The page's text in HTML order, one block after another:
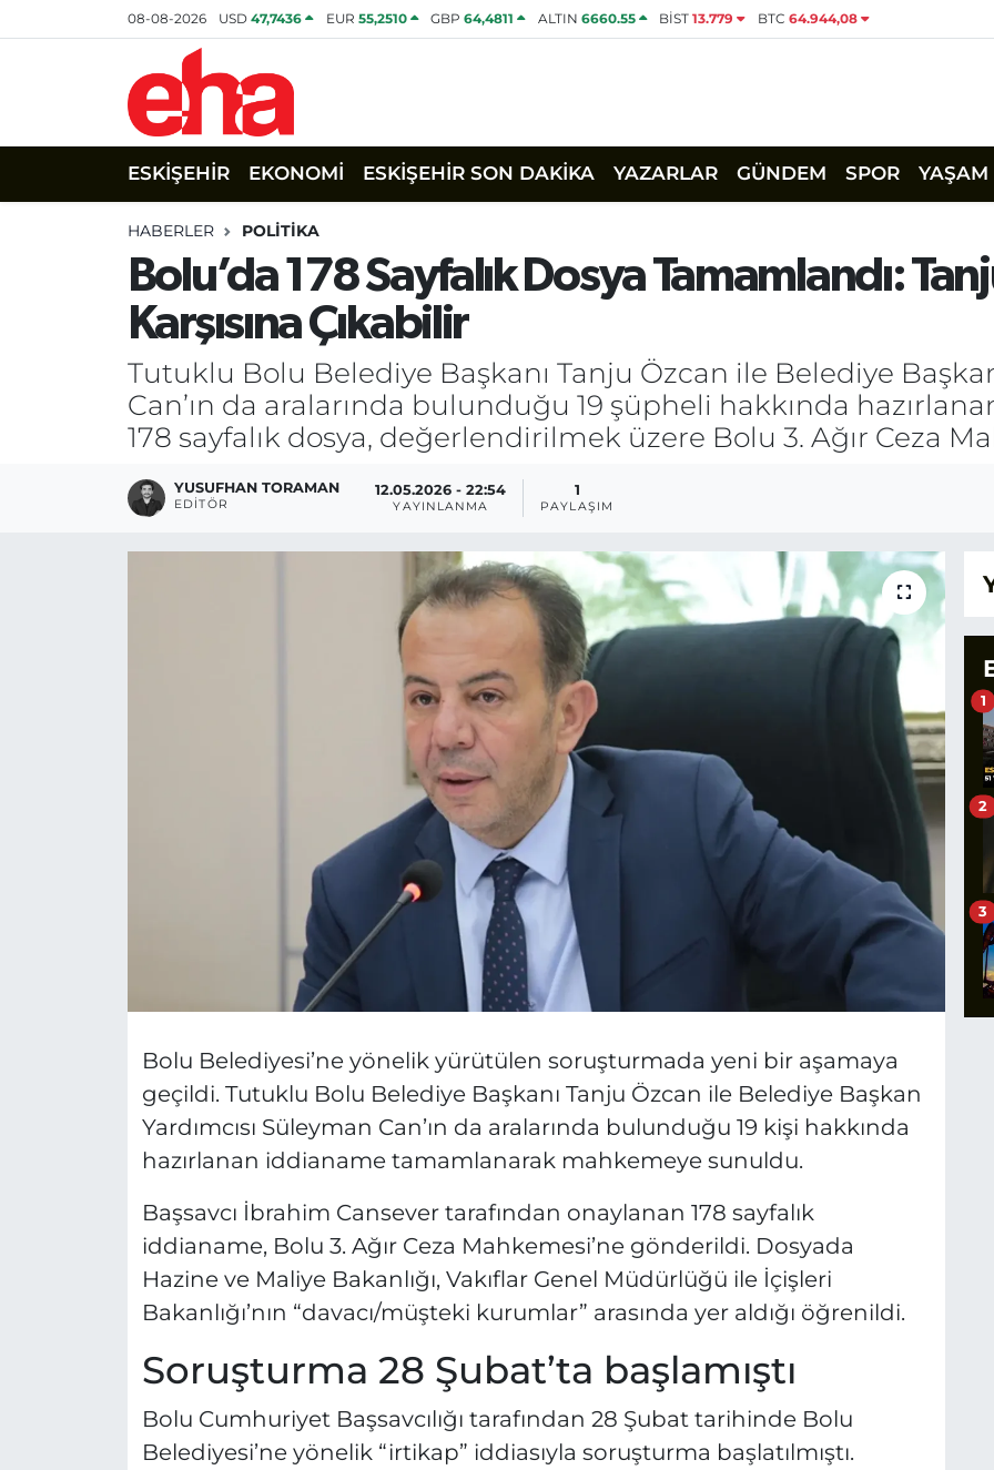
08-08-2026 USD47,7436 EUR 55,2510 GBP64,4811 ALTIN 6660.55 BİST13.779 BTC 64.944,08
ESKİŞEHİR EKONOMİ ESKİŞEHİR SON DAKİKA YAZARLAR GÜNDEM SPOR YAŞAM
HABERLER POLİTİKA
Bolu’da 178 Sayfalık Dosya Tamamlandı:
Karşısına Çıkabilir
Tutuklu Bolu Belediye Başkanı Tanju Özcan ile Belediye
Can’ın da aralarında bulunduğu 19 şüpheli hakkında
178 sayfalık dosya, değerlendirilmek üzere Bolu 3. Ağır Ceza
YUSUFHAN TORAMAN
EDITÖR
12.05.2026 - 22:54
YAYINLANMA
1
PAYLAŞIM
Bolu Belediyesi’ne yönelik yürütülen soruşturmada yeni bir aşamaya
geçildi. Tutuklu Bolu Belediye Başkanı Tanju Özcan ile Belediye Başkan
Yardımcısı Süleyman Can’ın da aralarında bulunduğu 19 kişi hakkında
hazırlanan iddianame tamamlanarak mahkemeye sunuldu.
Başsavcı İbrahim Cansever tarafından onaylanan 178 sayfalık
iddianame, Bolu 3. Ağır Ceza Mahkemesi’ne gönderildi. Dosyada
Hazine ve Maliye Bakanlığı, Vakıflar Genel Müdürlüğü ile İçişleri
Bakanlığı’nın “davacı/müşteki kurumlar” arasında yer aldığı öğrenildi.
Soruşturma 28 Şubat’ta başlamıştı
Bolu Cumhuriyet Başsavcılığı tarafından 28 Şubat tarihinde Bolu
Belediyesi’ne yönelik “irtikap” iddiasıyla soruşturma başlatılmıştı.
1
2
3